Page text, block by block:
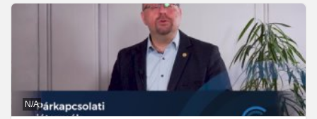
N/A